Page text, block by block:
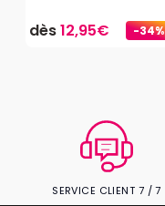
-34%
dès12,95€
SERVICE CLIENT 7 / 7